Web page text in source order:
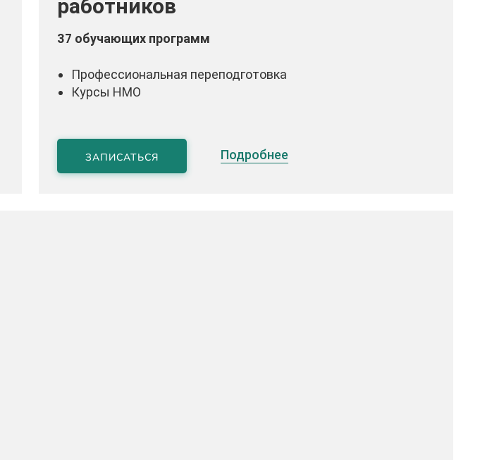
работников
37 обучающих программ
Профессиональная переподготовка
Курсы НМО
ЗАПИСАТЬСЯ Подробнее